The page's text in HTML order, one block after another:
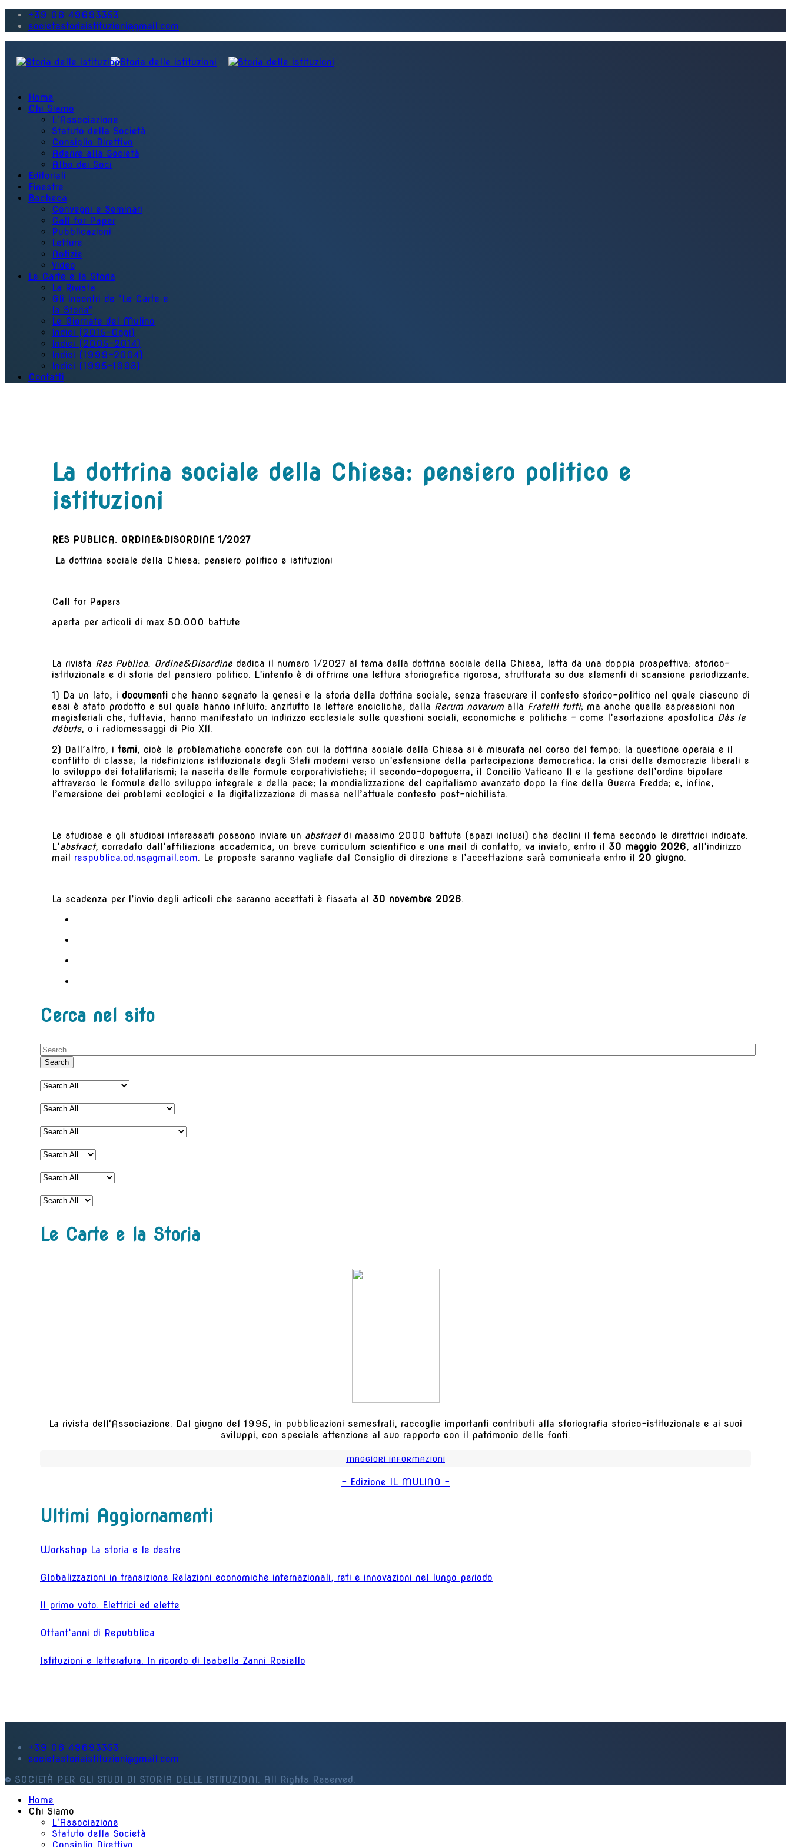
+39 06 49693353
societastoriaistituzioni@gmail.com
Home
Chi Siamo
L'Associazione
Statuto della Società
Consiglio Direttivo
Aderire alla Società
Albo dei Soci
Editoriali
Finestre
Bacheca
Convegni e Seminari
Call for Paper
Pubblicazioni
Letture
Notizie
Video
Le Carte e la Storia
La Rivista
Gli Incontri de "Le Carte e
la Storia"
Le Giornate del Mulino
Indici (2015-Oggi)
Indici (2005-2014)
Indici (1999-2004)
Indici (1995-1998)
Contatti
La dottrina sociale della Chiesa: pensiero politico e
istituzioni
RES PUBLICA. ORDINE&DISORDINE 1/2027
La dottrina sociale della Chiesa: pensiero politico e istituzioni
Call for Papers
aperta per articoli di max 50.000 battute
La rivista Res Publica. Ordine&Disordinededica il numero 1/2027 al tema della dottrina sociale della Chiesa, letta da una doppia prospettiva: storico-
istituzionale e di storia del pensiero politico. L’intento è di offrirne una lettura storiografica rigorosa, strutturata su due elementi di scansione periodizzante.
1) Da un lato, i documenti che hanno segnato la genesi e la storia della dottrina sociale, senza trascurare il contesto storico-politico nel quale ciascuno di
essi è stato prodotto e sul quale hanno influito: anzitutto le lettere encicliche, dalla Rerum novarum alla Fratelli tutti; ma anche quelle espressioni non
magisteriali che, tuttavia, hanno manifestato un indirizzo ecclesiale sulle questioni sociali, economiche e politiche – come l’esortazione apostolica Dès le
débuts, o i radiomessaggi di Pio XII.
2) Dall’altro, i temi, cioè le problematiche concrete con cui la dottrina sociale della Chiesa si è misurata nel corso del tempo: la questione operaia e il
conflitto di classe; la ridefinizione istituzionale degli Stati moderni verso un’estensione della partecipazione democratica; la crisi delle democrazie liberali e
lo sviluppo dei totalitarismi; la nascita delle formule corporativistiche; il secondo-dopoguerra, il Concilio Vaticano II e la gestione dell’ordine bipolare
attraverso le formule dello sviluppo integrale e della pace; la mondializzazione del capitalismo avanzato dopo la fine della Guerra Fredda; e, infine,
l’emersione dei problemi ecologici e la digitalizzazione di massa nell’attuale contesto post-nichilista.
Le studiose e gli studiosi interessati possono inviare un abstractdi massimo 2000 battute (spazi inclusi) che declini il tema secondo le direttrici indicate.
L’abstract, corredato dall’affiliazione accademica, un breve curriculum scientifico e una mail di contatto, va inviato, entro il 30 maggio 2026, all’indirizzo
mail respublica.od.ns@gmail.com. Le proposte saranno vagliate dal Consiglio di direzione e l’accettazione sarà comunicata entro il 20 giugno.
La scadenza per l’invio degli articoli che saranno accettati è fissata al 30 novembre 2026.
Cerca nel sito
Search
Le Carte e la Storia
La rivista dell'Associazione. Dal giugno del 1995, in pubblicazioni semestrali, raccoglie importanti contributi alla storiografia storico-istituzionale e ai suoi
sviluppi, con speciale attenzione al suo rapporto con il patrimonio delle fonti.
MAGGIORI INFORMAZIONI
- Edizione IL MULINO -
Ultimi Aggiornamenti
Workshop La storia e le destre
Globalizzazioni in transizione Relazioni economiche internazionali, reti e innovazioni nel lungo periodo
Il primo voto. Elettrici ed elette
Ottant’anni di Repubblica
Istituzioni e letteratura. In ricordo di Isabella Zanni Rosiello
+39 06 49693353
societastoriaistituzioni@gmail.com
© SOCIETÀ PER GLI STUDI DI STORIA DELLE ISTITUZIONI. All Rights Reserved.
Home
Chi Siamo
L'Associazione
Statuto della Società